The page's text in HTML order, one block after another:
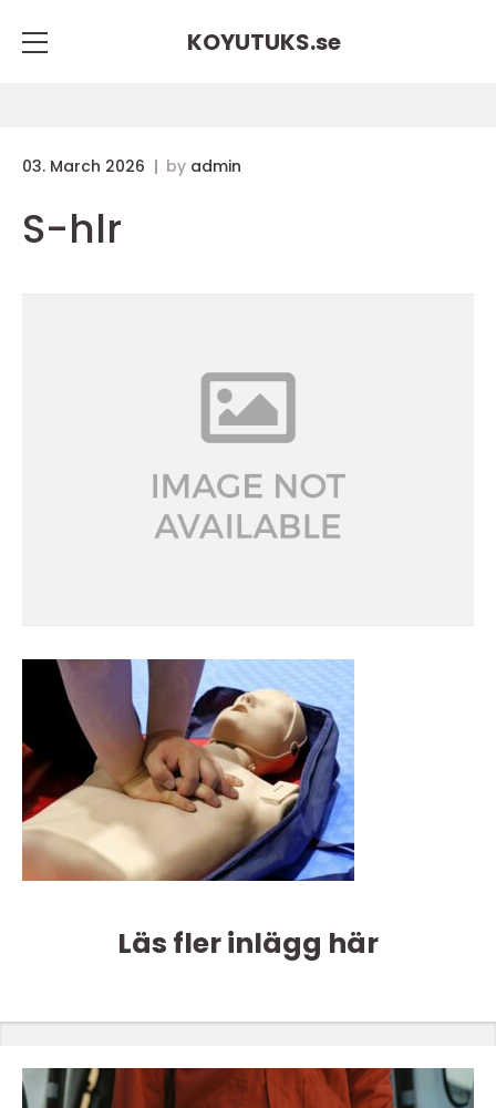
KOYUTUKS.se
03. March 2026 by admin
S-hlr
Läs fler inlägg här